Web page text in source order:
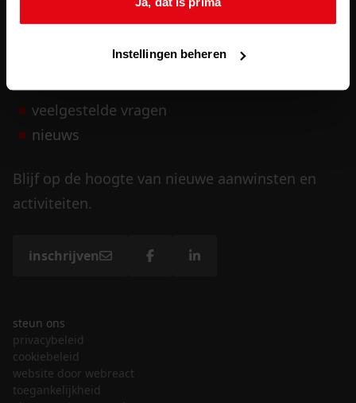
Instellingen beheren
veelgestelde vragen
nieuws
Blijf op de hoogte van nieuwe aanwinsten en
activiteiten.
inschrijven
steun ons
privacybeleid
cookiebeleid
website door webreact
toegankelijkheid